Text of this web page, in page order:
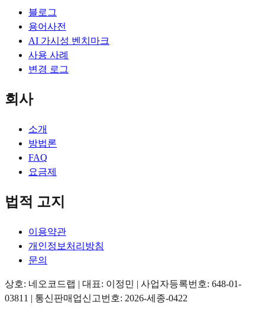
블로그
용어사전
AI 가시성 벤치마크
사용 사례
변경 로그
회사
소개
방법론
FAQ
요금제
법적 고지
이용약관
개인정보처리방침
문의
상호: 네오코드랩 | 대표: 이정민 | 사업자등록번호: 648-01-
03811 | 통신판매업신고번호: 2026-세종-0422